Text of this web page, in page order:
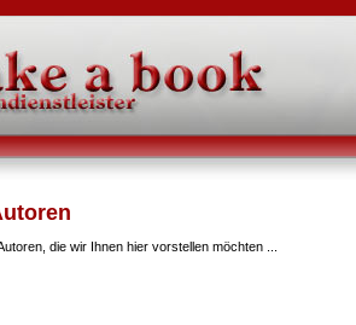
die wir Ihnen hier vorstellen möchten ...